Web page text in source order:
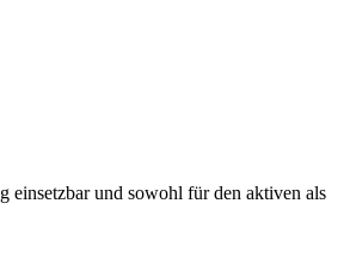
einsetzbar und sowohl für den aktiven als